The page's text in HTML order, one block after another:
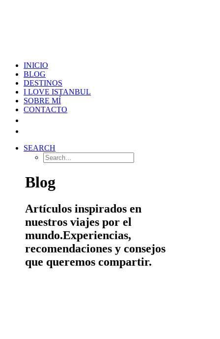
INICIO
BLOG
DESTINOS
I LOVE ISTANBUL
SOBRE MÍ
CONTACTO
SEARCH
Blog
Artículos inspirados en
nuestros viajes por el
mundo.Experiencias,
recomendaciones y consejos
que queremos compartir.